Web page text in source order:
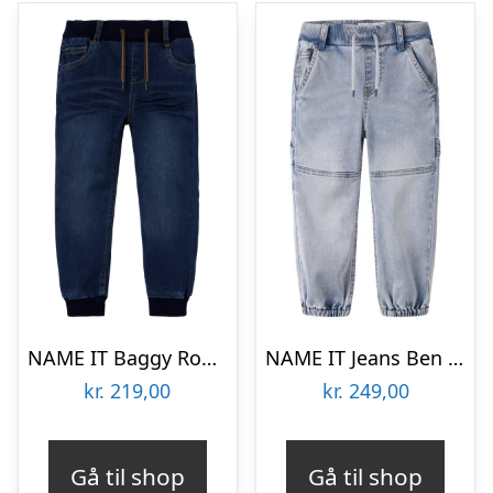
NAME IT Baggy Round Jeans Ben Dark Blue Denim
kr. 219,00
Gå til shop
NAME IT Jeans Ben Baggy Light Blue Denim
kr. 249,00
Gå til shop